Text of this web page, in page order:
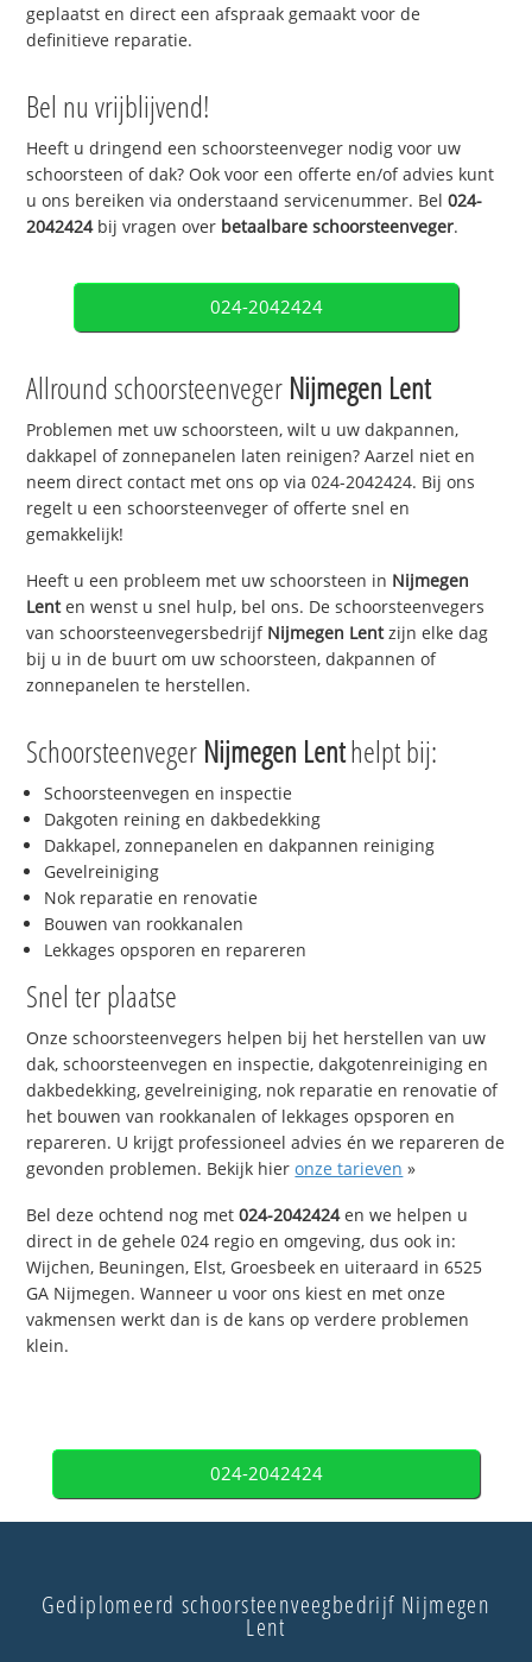
geplaatst en direct een afspraak gemaakt voor de
definitieve reparatie.
Bel nu vrijblijvend!
Heeft u dringend een schoorsteenveger nodig voor uw
schoorsteen of dak? Ook voor een offerte en/of advies kunt
u ons bereiken via onderstaand servicenummer. Bel024-
2042424bij vragen over betaalbare schoorsteenveger.
024-2042424
Allround schoorsteenveger Nijmegen Lent
Problemen met uw schoorsteen, wilt u uw dakpannen,
dakkapel of zonnepanelen laten reinigen? Aarzel niet en
neem direct contact met ons op via 024-2042424. Bij ons
regelt u een schoorsteenveger of offerte snel en
gemakkelijk!
Heeft u een probleem met uw schoorsteen in Nijmegen
Lenten wenst u snel hulp, bel ons. De schoorsteenvegers
van schoorsteenvegersbedrijf Nijmegen Lentzijn elke dag
bij u in de buurt om uw schoorsteen, dakpannen of
zonnepanelen te herstellen.
Schoorsteenveger Nijmegen Lenthelpt bij:
Schoorsteenvegen en inspectie
Dakgoten reining en dakbedekking
Dakkapel, zonnepanelen en dakpannen reiniging
Gevelreiniging
Nok reparatie en renovatie
Bouwen van rookkanalen
Lekkages opsporen en repareren
Snel ter plaatse
Onze schoorsteenvegers helpen bij het herstellen van uw
dak, schoorsteenvegen en inspectie, dakgotenreiniging en
dakbedekking, gevelreiniging, nok reparatie en renovatie of
het bouwen van rookkanalen of lekkages opsporen en
repareren. U krijgt professioneel advies én we repareren de
gevonden problemen. Bekijk hieronze tarieven »
Bel deze ochtend nog met024-2042424en we helpen u
direct in de gehele 024 regio en omgeving, dus ook in:
Wijchen, Beuningen, Elst, Groesbeek en uiteraard in 6525
GA Nijmegen. Wanneer u voor ons kiest en met onze
vakmensen werkt dan is de kans op verdere problemen
klein.
024-2042424
Gediplomeerd schoorsteenveegbedrijf Nijmegen
Lent